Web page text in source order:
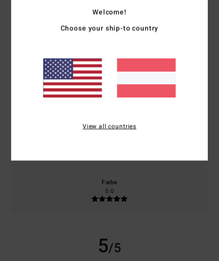
Durchschnittliche Bewertung
5.0/5
basierend auf1 verifizierten Bewertungen
0% unserer Kunden empfehlen dieses Produkt
Komfort
Preis-Leistungs-Verhältnis
Farbe
5.0
5/5
Welcome!
Choose your ship-to country
View all countries